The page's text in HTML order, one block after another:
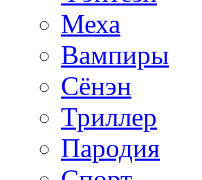
Меха
Вампиры
Сёнэн
Триллер
Пародия